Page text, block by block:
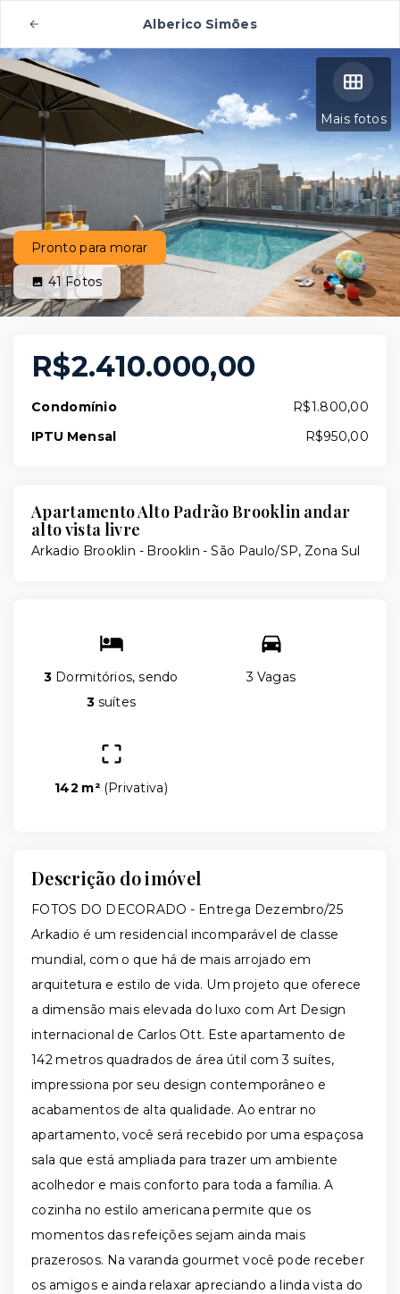
Alberico Simões
Mais fotos
Pronto para morar
41Fotos
R$2.410.000,00
Condomínio
R$1.800,00
IPTU Mensal
R$950,00
Apartamento Alto Padrão Brooklin andar
alto vista livre
Arkadio Brooklin - Brooklin - São Paulo/SP, Zona Sul
3 Dormitórios, sendo
3suítes
3 Vagas
142 m² (Privativa)
Descrição do imóvel
FOTOS DO DECORADO - Entrega Dezembro/25
Arkadio é um residencial incomparável de classe
mundial, com o que há de mais arrojado em
arquitetura e estilo de vida. Um projeto que oferece
a dimensão mais elevada do luxo com Art Design
internacional de Carlos Ott. Este apartamento de
142 metros quadrados de área útil com 3 suítes,
impressiona por seu design contemporâneo e
acabamentos de alta qualidade. Ao entrar no
apartamento, você será recebido por uma espaçosa
sala que está ampliada para trazer um ambiente
acolhedor e mais conforto para toda a família. A
cozinha no estilo americana permite que os
momentos das refeições sejam ainda mais
prazerosos. Na varanda gourmet você pode receber
os amigos e ainda relaxar apreciando a linda vista do